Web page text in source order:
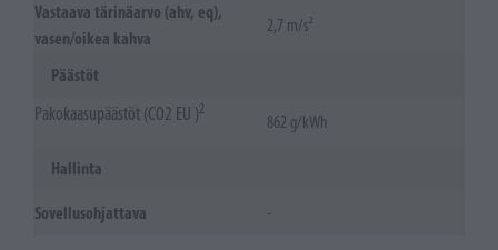
Vastaava tärinäarvo (ahv, eq),
vasen/oikea kahva
2,7 m/s²
Päästöt
Pakokaasupäästöt (CO2 EU )2
862 g/kWh
Hallinta
Sovellusohjattava -